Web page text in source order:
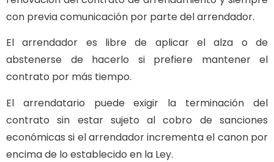
con previa comunicación por parte del arrendador.
El arrendador es libre de aplicar el alza o de
abstenerse de hacerlo si prefiere mantener el
contrato por más tiempo.
El arrendatario puede exigir la terminación del
contrato sin estar sujeto al cobro de sanciones
económicas si el arrendador incrementa el canon por
encima de lo establecido en la Ley.